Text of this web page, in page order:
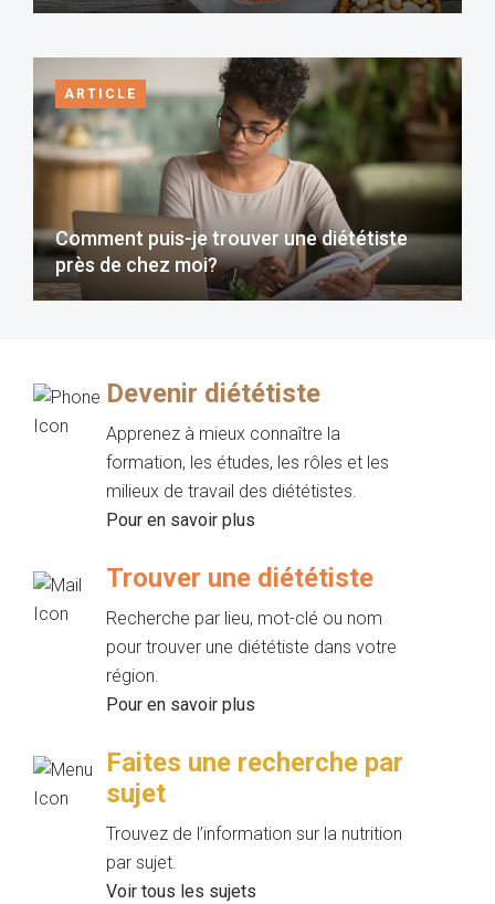
ARTICLE
Comment puis-je trouver une diététiste
près de chez moi?
Devenir diététiste
Apprenez à mieux connaître la
formation, les études, les rôles et les
milieux de travail des diététistes.
Pour en savoir plus
Trouver une diététiste
Recherche par lieu, mot-clé ou nom
pour trouver une diététiste dans votre
région.
Pour en savoir plus
Faites une recherche par
sujet
Trouvez de l’information sur la nutrition
par sujet.
Voir tous les sujets